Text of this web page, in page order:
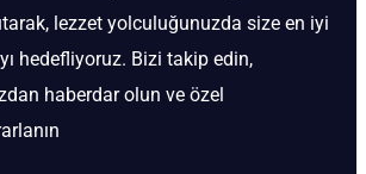
lezzet yolculuğunuzda size en iyi
hedefliyoruz. Bizi takip edin,
haberdar olun ve özel